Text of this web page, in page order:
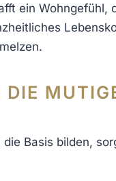
ein
Basis bilden,